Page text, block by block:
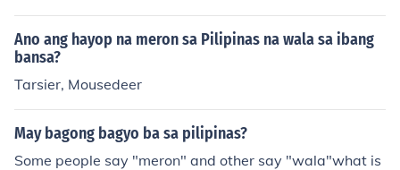
Ano ang hayop na meron sa Pilipinas na wala sa ibang
bansa?
Tarsier, Mousedeer
May bagong bagyo ba sa pilipinas?
Some people say "meron" and other say "wala"what is